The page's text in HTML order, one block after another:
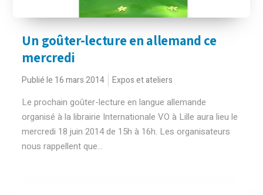
Un goûter-lecture en allemand ce
mercredi
Publié le 16 mars 2014 Expos et ateliers
Le prochain goûter-lecture en langue allemande
organisé à la librairie Internationale VO à Lille aura lieu le
mercredi 18 juin 2014 de 15h à 16h. Les organisateurs
nous rappellent que...